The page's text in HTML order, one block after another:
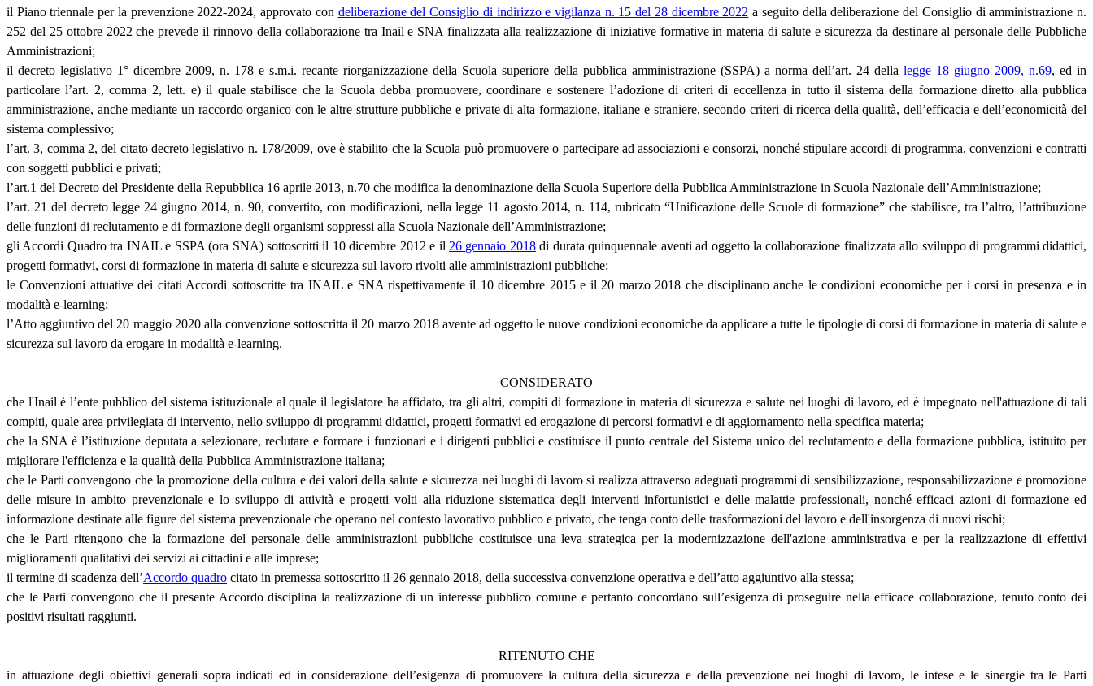
il Piano triennale per la prevenzione 2022-2024, approvato con deliberazione del Consiglio di indirizzo e vigilanza n. 15 del 28 dicembre 2022 a seguito della deliberazione del Consiglio di amministrazione n.
252 del 25 ottobre 2022 che prevede il rinnovo della collaborazione tra Inail e SNA finalizzata alla realizzazione di iniziative formative in materia di salute e sicurezza da destinare al personale delle Pubbliche
Amministrazioni;
il decreto legislativo 1° dicembre 2009, n. 178 e s.m.i. recante riorganizzazione della Scuola superiore della pubblica amministrazione (SSPA) a norma dell’art. 24 della legge 18 giugno 2009, n.69, ed in
particolare l’art. 2, comma 2, lett. e) il quale stabilisce che la Scuola debba promuovere, coordinare e sostenere l’adozione di criteri di eccellenza in tutto il sistema della formazione diretto alla pubblica
amministrazione, anche mediante un raccordo organico con le altre strutture pubbliche e private di alta formazione, italiane e straniere, secondo criteri di ricerca della qualità, dell’efficacia e dell’economicità del
sistema complessivo;
l’art. 3, comma 2, del citato decreto legislativo n. 178/2009, ove è stabilito che la Scuola può promuovere o partecipare ad associazioni e consorzi, nonché stipulare accordi di programma, convenzioni e contratti
con soggetti pubblici e privati;
l’art.1 del Decreto del Presidente della Repubblica 16 aprile 2013, n.70 che modifica la denominazione della Scuola Superiore della Pubblica Amministrazione in Scuola Nazionale dell’Amministrazione;
l’art. 21 del decreto legge 24 giugno 2014, n. 90, convertito, con modificazioni, nella legge 11 agosto 2014, n. 114, rubricato “Unificazione delle Scuole di formazione” che stabilisce, tra l’altro, l’attribuzione
delle funzioni di reclutamento e di formazione degli organismi soppressi alla Scuola Nazionale dell’Amministrazione;
gli Accordi Quadro tra INAIL e SSPA (ora SNA) sottoscritti il 10 dicembre 2012 e il 26 gennaio 2018di durata quinquennale aventi ad oggetto la collaborazione finalizzata allo sviluppo di programmi didattici,
progetti formativi, corsi di formazione in materia di salute e sicurezza sul lavoro rivolti alle amministrazioni pubbliche;
le Convenzioni attuative dei citati Accordi sottoscritte tra INAIL e SNA rispettivamente il 10 dicembre 2015 e il 20 marzo 2018 che disciplinano anche le condizioni economiche per i corsi in presenza e in
modalità e-learning;
l’Atto aggiuntivo del 20 maggio 2020 alla convenzione sottoscritta il 20 marzo 2018 avente ad oggetto le nuove condizioni economiche da applicare a tutte le tipologie di corsi di formazione in materia di salute e
sicurezza sul lavoro da erogare in modalità e-learning.
CONSIDERATO
che l'Inail è l’ente pubblico del sistema istituzionale al quale il legislatore ha affidato, tra gli altri, compiti di formazione in materia di sicurezza e salute nei luoghi di lavoro, ed è impegnato nell'attuazione di tali
compiti, quale area privilegiata di intervento, nello sviluppo di programmi didattici, progetti formativi ed erogazione di percorsi formativi e di aggiornamento nella specifica materia;
che la SNA è l’istituzione deputata a selezionare, reclutare e formare i funzionari e i dirigenti pubblici e costituisce il punto centrale del Sistema unico del reclutamento e della formazione pubblica, istituito per
migliorare l'efficienza e la qualità della Pubblica Amministrazione italiana;
che le Parti convengono che la promozione della cultura e dei valori della salute e sicurezza nei luoghi di lavoro si realizza attraverso adeguati programmi di sensibilizzazione, responsabilizzazione e promozione
delle misure in ambito prevenzionale e lo sviluppo di attività e progetti volti alla riduzione sistematica degli interventi infortunistici e delle malattie professionali, nonché efficaci azioni di formazione ed
informazione destinate alle figure del sistema prevenzionale che operano nel contesto lavorativo pubblico e privato, che tenga conto delle trasformazioni del lavoro e dell'insorgenza di nuovi rischi;
che le Parti ritengono che la formazione del personale delle amministrazioni pubbliche costituisce una leva strategica per la modernizzazione dell'azione amministrativa e per la realizzazione di effettivi
miglioramenti qualitativi dei servizi ai cittadini e alle imprese;
il termine di scadenza dell’Accordo quadro citato in premessa sottoscritto il 26 gennaio 2018, della successiva convenzione operativa e dell’atto aggiuntivo alla stessa;
che le Parti convengono che il presente Accordo disciplina la realizzazione di un interesse pubblico comune e pertanto concordano sull’esigenza di proseguire nella efficace collaborazione, tenuto conto dei
positivi risultati raggiunti.
RITENUTO CHE
in attuazione degli obiettivi generali sopra indicati ed in considerazione dell’esigenza di promuovere la cultura della sicurezza e della prevenzione nei luoghi di lavoro, le intese e le sinergie tra le Parti